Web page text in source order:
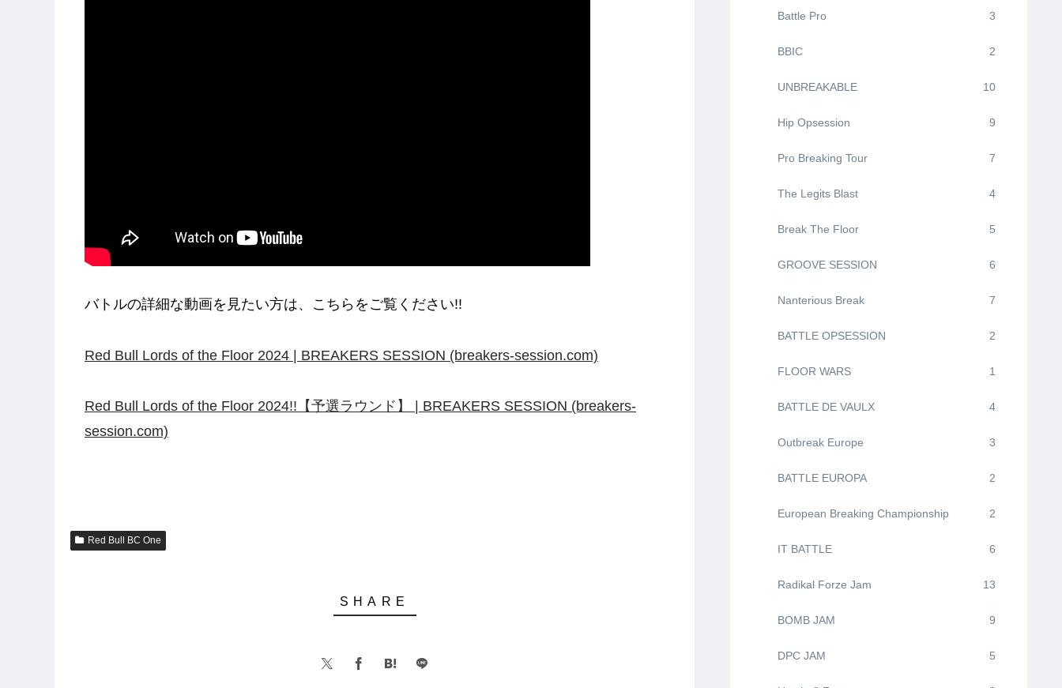
バトルの詳細な動画を見たい方は、こちらをご覧ください!!
Red Bull Lords of the Floor 2024 | BREAKERS SESSION (breakers-session.com)
Red Bull Lords of the Floor 2024!!【予選ラウンド】 | BREAKERS SESSION (breakers-
session.com)
Red Bull BC One
Battle Pro 3
BBIC 2
UNBREAKABLE 10
Hip Opsession 9
Pro Breaking Tour 7
The Legits Blast 4
Break The Floor 5
GROOVE SESSION 6
Nanterious Break 7
BATTLE OPSESSION 2
FLOOR WARS 1
BATTLE DE VAULX 4
Outbreak Europe 3
BATTLE EUROPA 2
European Breaking Championship 2
IT BATTLE 6
Radikal Forze Jam 13
BOMB JAM 9
DPC JAM 5